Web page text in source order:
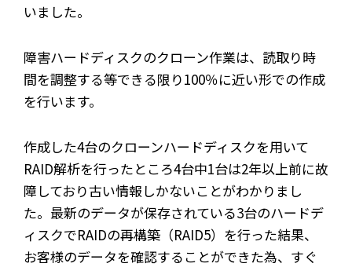
いました。
障害ハードディスクのクローン作業は、読取り時
間を調整する等できる限り100％に近い形での作成
を行います。
作成した4台のクローンハードディスクを用いて
RAID解析を行ったところ4台中1台は2年以上前に故
障しており古い情報しかないことがわかりまし
た。最新のデータが保存されている3台のハードデ
ィスクでRAIDの再構築（RAID5）を行った結果、
お客様のデータを確認することができた為、すぐ